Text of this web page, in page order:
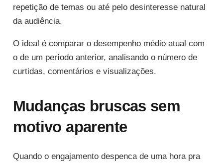
repetição de temas ou até pelo desinteresse natural
da audiência.
O ideal é comparar o desempenho médio atual com
o de um período anterior, analisando o número de
curtidas, comentários e visualizações.
Mudanças bruscas sem
motivo aparente
Quando o engajamento despenca de uma hora pra